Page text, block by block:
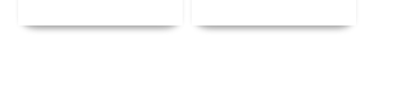
Αναλυτικά Αναλυτικά